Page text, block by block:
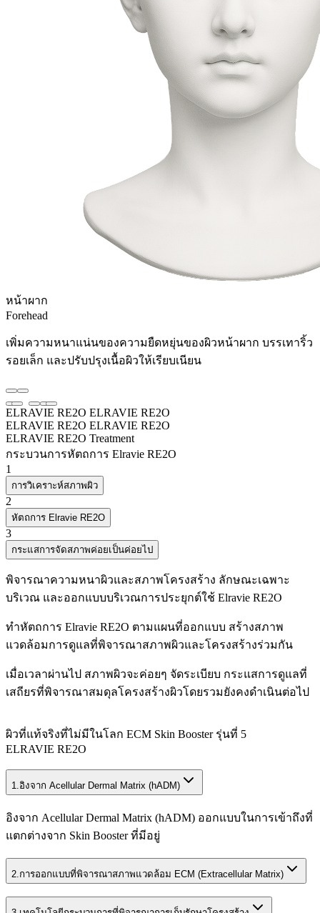
หน้าผาก
Forehead
เพิ่มความหนาแน่นของความยืดหยุ่นของผิวหน้าผาก บรรเทาริ้ว
รอยเล็ก และปรับปรุงเนื้อผิวให้เรียบเนียน
ELRAVIE RE2O ELRAVIE RE2O
ELRAVIE RE2O ELRAVIE RE2O
ELRAVIE RE2O Treatment
กระบวนการหัตถการ Elravie RE2O
1
การวิเคราะห์สภาพผิว
2
หัตถการ Elravie RE2O
3
กระแสการจัดสภาพค่อยเป็นค่อยไป
พิจารณาความหนาผิวและสภาพโครงสร้าง ลักษณะเฉพาะ
บริเวณ และออกแบบบริเวณการประยุกต์ใช้ Elravie RE2O
ทำหัตถการ Elravie RE2O ตามแผนที่ออกแบบ สร้างสภาพ
แวดล้อมการดูแลที่พิจารณาสภาพผิวและโครงสร้างร่วมกัน
เมื่อเวลาผ่านไป สภาพผิวจะค่อยๆ จัดระเบียบ กระแสการดูแลที่
เสถียรที่พิจารณาสมดุลโครงสร้างผิวโดยรวมยังคงดำเนินต่อไป
ผิวที่แท้จริงที่ไม่มีในโลก ECM Skin Booster รุ่นที่ 5
ELRAVIE RE2O
1.อิงจาก Acellular Dermal Matrix (hADM)
อิงจาก Acellular Dermal Matrix (hADM) ออกแบบในการเข้าถึงที่
แตกต่างจาก Skin Booster ที่มีอยู่
2. การออกแบบที่พิจารณาสภาพแวดล้อม ECM (Extracellular Matrix)